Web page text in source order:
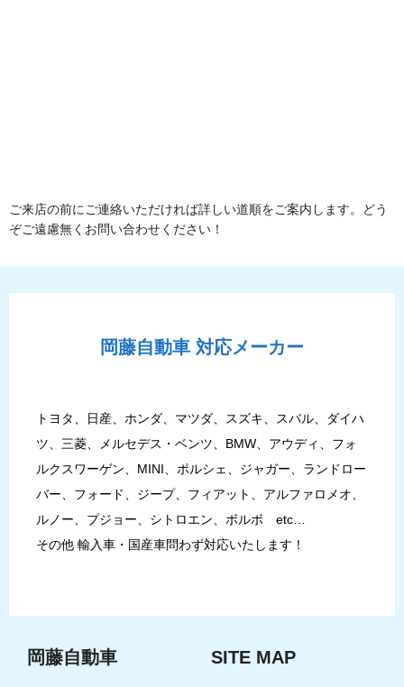
ご来店の前にご連絡いただければ詳しい道順をご案内します。どう
ぞご遠慮無くお問い合わせください！
岡藤自動車 対応メーカー
トヨタ、日産、ホンダ、マツダ、スズキ、スバル、ダイハ
ツ、三菱、メルセデス・ベンツ、BMW、アウディ、フォ
ルクスワーゲン、MINI、ポルシェ、ジャガー、ランドロー
バー、フォード、ジープ、フィアット、アルファロメオ、
ルノー、プジョー、シトロエン、ボルボ etc…
その他 輸入車・国産車問わず対応いたします！
岡藤自動車 SITE MAP